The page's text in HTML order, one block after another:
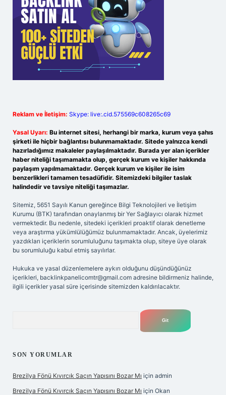
Reklam ve İletişim: Skype: live:.cid.575569c608265c69
Yasal Uyarı: Bu internet sitesi, herhangi bir marka, kurum veya şahıs
şirketi ile hiçbir bağlantısı bulunmamaktadır. Sitede yalnızca kendi
hazırladığımız makaleler paylaşılmaktadır. Burada yer alan içerikler
haber niteliği taşımamakta olup, gerçek kurum ve kişiler hakkında
paylaşım yapılmamaktadır. Gerçek kurum ve kişiler ile isim
benzerlikleri tamamen tesadüfidir. Sitemizdeki bilgiler taslak
halindedir ve tavsiye niteliği taşımazlar.
Sitemiz, 5651 Sayılı Kanun gereğince Bilgi Teknolojileri ve İletişim
Kurumu (BTK) tarafından onaylanmış bir Yer Sağlayıcı olarak hizmet
vermektedir. Bu nedenle, sitedeki içerikleri proaktif olarak denetleme
veya araştırma yükümlülüğümüz bulunmamaktadır. Ancak, üyelerimiz
yazdıkları içeriklerin sorumluluğunu taşımakta olup, siteye üye olarak
bu sorumluluğu kabul etmiş sayılırlar.
Hukuka ve yasal düzenlemelere aykırı olduğunu düşündüğünüz
içerikleri, backlinkpanelicomtr@gmail.com adresine bildirmeniz halinde,
ilgili içerikler yasal süre içerisinde sitemizden kaldırılacaktır.
SON YORUMLAR
Brezilya Fönü Kıvırcık Saçın Yapısını Bozar Mı için admin
Brezilya Fönü Kıvırcık Saçın Yapısını Bozar Mı için Okan